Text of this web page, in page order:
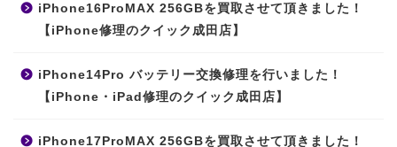
iPhone16ProMAX 256GBを買取させて頂きました！
【iPhone修理のクイック成田店】
iPhone14Pro バッテリー交換修理を行いました！
【iPhone・iPad修理のクイック成田店】
iPhone17ProMAX 256GBを買取させて頂きました！